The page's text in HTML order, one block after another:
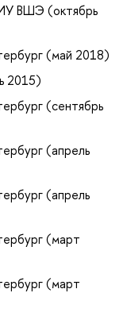
ВШЭ (октябрь
(май 2018)
2015)
(сентябрь
(апрель
(апрель
(март
(март